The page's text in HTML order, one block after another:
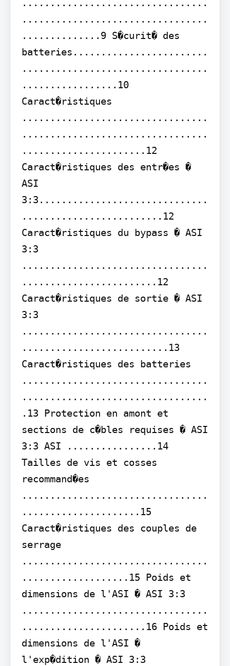
.................................
.................................
..............9 S�curit� des
batteries........................
.................................
.................10
Caract�ristiques
.................................
.................................
......................12
Caract�ristiques des entr�es �
ASI
3:3..............................
.........................12
Caract�ristiques du bypass � ASI
3:3
.................................
........................12
Caract�ristiques de sortie � ASI
3:3
.................................
..........................13
Caract�ristiques des batteries
.................................
.................................
.13 Protection en amont et
sections de c�bles requises � ASI
3:3 ASI ................14
Tailles de vis et cosses
recommand�es
.................................
.....................15
Caract�ristiques des couples de
serrage
.................................
...................15 Poids et
dimensions de l'ASI � ASI 3:3
.................................
......................16 Poids et
dimensions de l'ASI �
l'exp�dition � ASI 3:3